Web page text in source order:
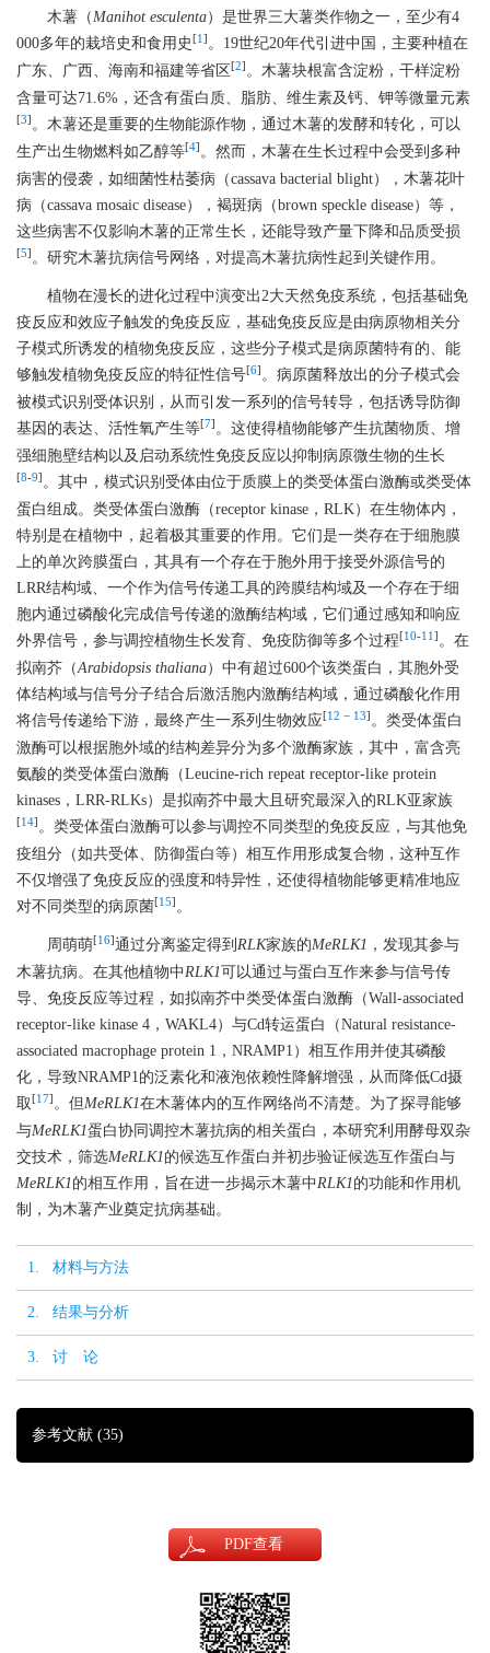
木薯（Manihot esculenta）是世界三大薯类作物之一，至少有4
000多年的栽培史和食用史 [1 ] 。19世纪20年代引进中国，主要种植在
广东、广西、海南和福建等省区 [2] 。木薯块根富含淀粉，干样淀粉
含量可达71.6%，还含有蛋白质、脂肪、维生素及钙、钾等微量元素
[3] 。木薯还是重要的生物能源作物，通过木薯的发酵和转化，可以
生产出生物燃料如乙醇等[4] 。然而，木薯在生长过程中会受到多种
病害的侵袭，如细菌性枯萎病（cassava bacterial blight），木薯花叶
病（cassava mosaic disease），褐斑病（brown speckle disease）等，
这些病害不仅影响木薯的正常生长，还能导致产量下降和品质受损
[5] 。研究木薯抗病信号网络，对提高木薯抗病性起到关键作用。
植物在漫长的进化过程中演变出2大天然免疫系统，包括基础免
疫反应和效应子触发的免疫反应，基础免疫反应是由病原物相关分
子模式所诱发的植物免疫反应，这些分子模式是病原菌特有的、能
够触发植物免疫反应的特征性信号[6] 。病原菌释放出的分子模式会
被模式识别受体识别，从而引发一系列的信号转导，包括诱导防御
基因的表达、活性氧产生等[7] 。这使得植物能够产生抗菌物质、增
强细胞壁结构以及启动系统性免疫反应以抑制病原微生物的生长
[8-9] 。其中，模式识别受体由位于质膜上的类受体蛋白激酶或类受体
蛋白组成。类受体蛋白激酶（receptor kinase，RLK）在生物体内，
特别是在植物中，起着极其重要的作用。它们是一类存在于细胞膜
上的单次跨膜蛋白，其具有一个存在于胞外用于接受外源信号的
LRR结构域、一个作为信号传递工具的跨膜结构域及一个存在于细
胞内通过磷酸化完成信号传递的激酶结构域，它们通过感知和响应
外界信号，参与调控植物生长发育、免疫防御等多个过程[10-11 ] 。在
拟南芥（Arabidopsis thaliana）中有超过600个该类蛋白，其胞外受
体结构域与信号分子结合后激活胞内激酶结构域，通过磷酸化作用
将信号传递给下游，最终产生一系列生物效应[12 − 13] 。类受体蛋白
激酶可以根据胞外域的结构差异分为多个激酶家族，其中，富含亮
氨酸的类受体蛋白激酶（Leucine-rich repeat receptor-like protein
kinases，LRR-RLKs）是拟南芥中最大且研究最深入的RLK亚家族
[14] 。类受体蛋白激酶可以参与调控不同类型的免疫反应，与其他免
疫组分（如共受体、防御蛋白等）相互作用形成复合物，这种互作
不仅增强了免疫反应的强度和特异性，还使得植物能够更精准地应
对不同类型的病原菌[15] 。
周萌萌[16]通过分离鉴定得到 RLK家族的MeRLK1 ，发现其参与
木薯抗病。在其他植物中RLK1可以通过与蛋白互作来参与信号传
导、免疫反应等过程，如拟南芥中类受体蛋白激酶（Wall-associated
receptor-like kinase 4，WAKL4）与Cd转运蛋白（Natural resistance-
associated macrophage protein 1，NRAMP1）相互作用并使其磷酸
化，导致NRAMP1的泛素化和液泡依赖性降解增强，从而降低Cd摄
取 [17] 。但MeRLK1在木薯体内的互作网络尚不清楚。为了探寻能够
与MeRLK1蛋白协同调控木薯抗病的相关蛋白，本研究利用酵母双杂
交技术，筛选MeRLK1的候选互作蛋白并初步验证候选互作蛋白与
MeRLK1的相互作用，旨在进一步揭示木薯中RLK1的功能和作用机
制，为木薯产业奠定抗病基础。
1. 材料与方法
2. 结果与分析
3. 讨 论
参考文献 (35)
PDF查看